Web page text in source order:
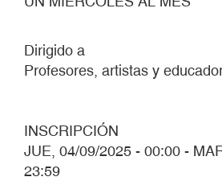
Dirigido a
Profesores, artistas y
INSCRIPCIÓN
JUE, 04/09/2025 - 00:00 -
23:59